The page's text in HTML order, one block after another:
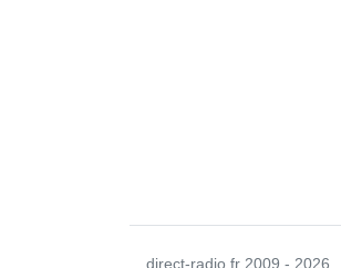
direct-radio.fr 2009 - 2026